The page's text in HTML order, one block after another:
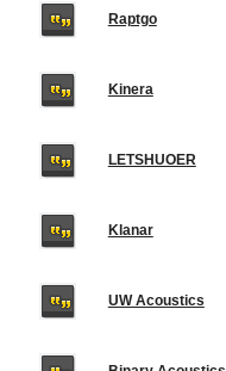
Raptgo
Kinera
LETSHUOER
Klanar
UW Acoustics